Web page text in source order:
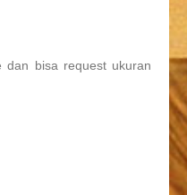
dan bisa request ukuran